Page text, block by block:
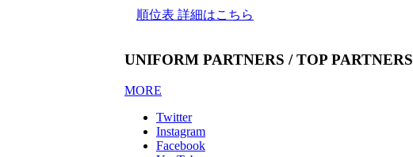
順位表 詳細はこちら
UNIFORM PARTNERS / TOP PARTNERS
MORE
Twitter
Instagram
Facebook